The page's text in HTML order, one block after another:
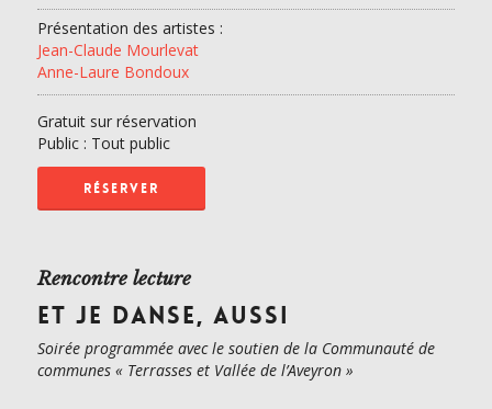
Présentation des artistes :
Jean-Claude Mourlevat
Anne-Laure Bondoux
Gratuit sur réservation
Public : Tout public
RÉSERVER
Rencontre lecture
ET JE DANSE, AUSSI
Soirée programmée avec le soutien de la Communauté de
communes « Terrasses et Vallée de l’Aveyron »